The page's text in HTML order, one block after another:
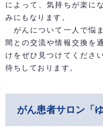
によって、気持ちが楽に
みにもなります。
がんについて一人で悩
間との交流や情報交換を
けをぜひ見つけてくださ
待ちしております。
がん患者サロン「